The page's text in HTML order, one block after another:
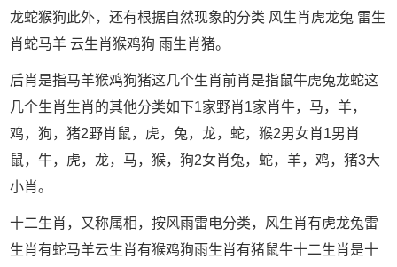
龙蛇猴狗此外，还有根据自然现象的分类 风生肖虎龙兔 雷生
肖蛇马羊 云生肖猴鸡狗 雨生肖猪。
后肖是指马羊猴鸡狗猪这几个生肖前肖是指鼠牛虎兔龙蛇这
几个生肖生肖的其他分类如下1家野肖1家肖牛，马，羊，
鸡，狗，猪2野肖鼠，虎，兔，龙，蛇，猴2男女肖1男肖
鼠，牛，虎，龙，马，猴，狗2女肖兔，蛇，羊，鸡，猪3大
小肖。
十二生肖，又称属相，按风雨雷电分类，风生肖有虎龙兔雷
生肖有蛇马羊云生肖有猴鸡狗雨生肖有猪鼠牛十二生肖是十